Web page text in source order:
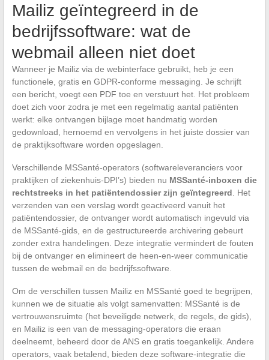
Mailiz geïntegreerd in de
bedrijfssoftware: wat de
webmail alleen niet doet
Wanneer je Mailiz via de webinterface gebruikt, heb je een
functionele, gratis en GDPR-conforme messaging. Je schrijft
een bericht, voegt een PDF toe en verstuurt het. Het probleem
doet zich voor zodra je met een regelmatig aantal patiënten
werkt: elke ontvangen bijlage moet handmatig worden
gedownload, hernoemd en vervolgens in het juiste dossier van
de praktijksoftware worden opgeslagen.
Verschillende MSSanté-operators (softwareleveranciers voor
praktijken of ziekenhuis-DPI’s) bieden nu MSSanté-inboxen die
rechtstreeks in het patiëntendossier zijn geïntegreerd . Het
verzenden van een verslag wordt geactiveerd vanuit het
patiëntendossier, de ontvanger wordt automatisch ingevuld via
de MSSanté-gids, en de gestructureerde archivering gebeurt
zonder extra handelingen. Deze integratie vermindert de fouten
bij de ontvanger en elimineert de heen-en-weer communicatie
tussen de webmail en de bedrijfssoftware.
Om de verschillen tussen Mailiz en MSSanté goed te begrijpen,
kunnen we de situatie als volgt samenvatten: MSSanté is de
vertrouwensruimte (het beveiligde netwerk, de regels, de gids),
en Mailiz is een van de messaging-operators die eraan
deelneemt, beheerd door de ANS en gratis toegankelijk. Andere
operators, vaak betalend, bieden deze software-integratie die